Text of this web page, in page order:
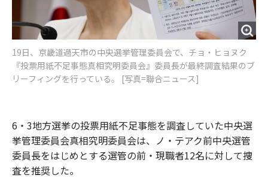
19日、京畿道過天市の中央選挙管理委員会で、チョ・ヒョヌク
『投票用紙不足事態真相究明委員会』委員長が最終調査結果のブ
リーフィングを行っている。 [写真=聯合ニュース]
6・3地方選挙の投票用紙不足事態を調査していた中央選
挙管理委員会真相究明委員会は、ノ・テアク前中央選管
委員長をはじめとする選管の前・現職者12名に対して捜
査を推奨した。